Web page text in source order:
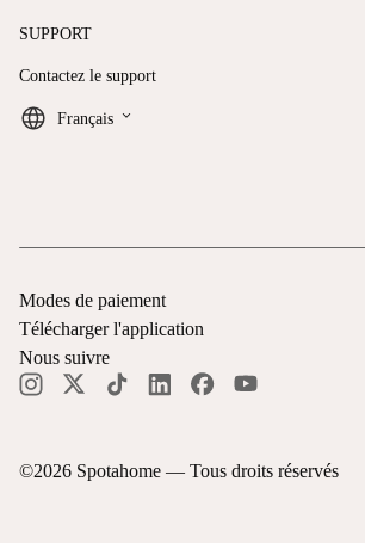
SUPPORT
Contactez le support
Français keyboard_arrow_down
©2026 Spotahome — Tous droits réservés
Modes de paiement
Télécharger l'application
Nous suivre